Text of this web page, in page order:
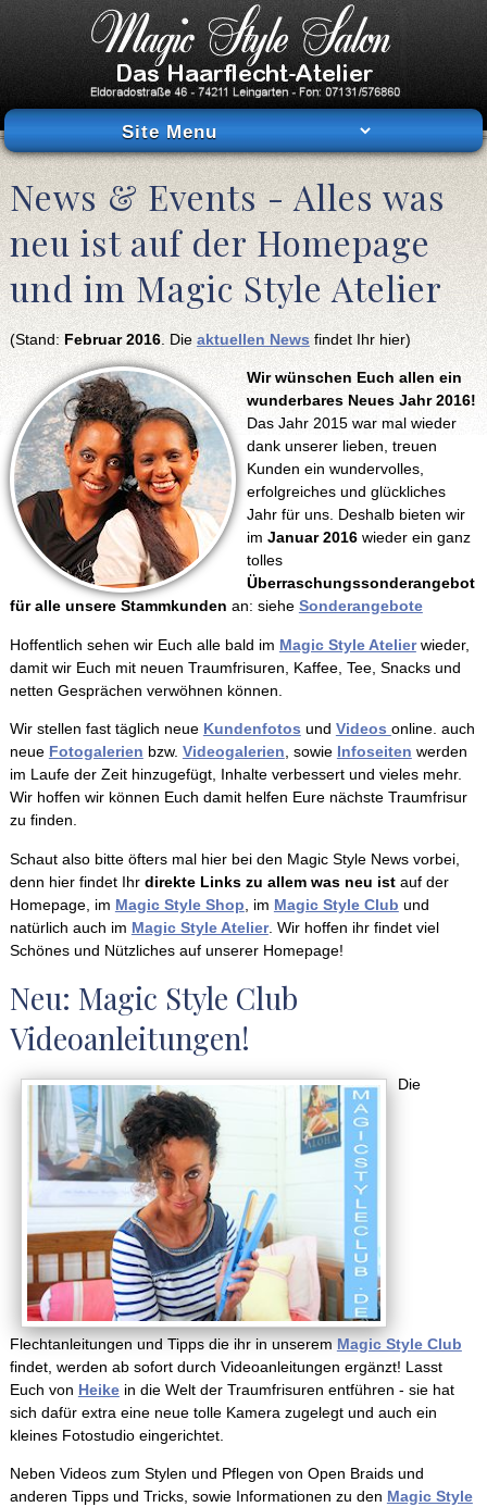
News & Events - Alles was
neu ist auf der Homepage
und im Magic Style Atelier
(Stand:Februar 2016. Die aktuellen Newsfindet Ihr hier)
Wir wünschen Euch allen ein
wunderbares Neues Jahr 2016!
Das Jahr 2015 war mal wieder
dank unserer lieben, treuen
Kunden ein wundervolles,
erfolgreiches und glückliches
Jahr für uns. Deshalb bieten wir
im Januar 2016wieder ein ganz
tolles
Überraschungssonderangebot
für alle unsere Stammkunden an: siehe Sonderangebote
Hoffentlich sehen wir Euch alle bald im Magic Style Atelierwieder,
damit wir Euch mit neuen Traumfrisuren, Kaffee, Tee, Snacks und
netten Gesprächen verwöhnen können.
Wir stellen fast täglich neue Kundenfotos und Videos online. auch
neue Fotogalerien bzw. Videogalerien, sowie Infoseiten werden
im Laufe der Zeit hinzugefügt, Inhalte verbessert und vieles mehr.
Wir hoffen wir können Euch damit helfen Eure nächste Traumfrisur
zu finden.
Schaut also bitte öfters mal hier bei den Magic Style News vorbei,
denn hier findet Ihr direkte Links zu allem was neu istauf der
Homepage, im Magic Style Shop , im Magic Style Club und
natürlich auch im Magic Style Atelier. Wir hoffen ihr findet viel
Schönes und Nützliches auf unserer Homepage!
Neu: Magic Style Club
Videoanleitungen!
Die
Flechtanleitungen und Tipps die ihr in unseremMagic Style Club
findet, werden ab sofort durch Videoanleitungen ergänzt! Lasst
Euch von Heikein die Welt der Traumfrisuren entführen - sie hat
sich dafür extra eine neue tolle Kamera zugelegt und auch ein
kleines Fotostudio eingerichtet.
Neben Videos zum Stylen und Pflegen von Open Braids und
anderen Tipps und Tricks, sowie Informationen zu den Magic Style